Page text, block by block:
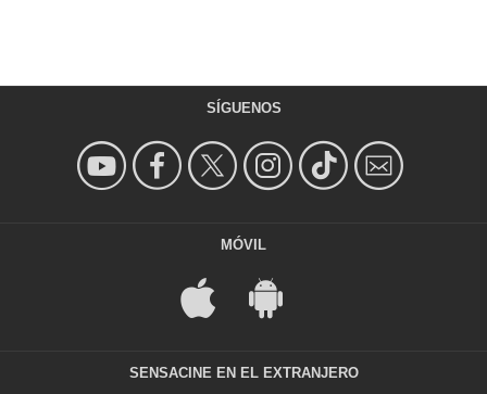
SÍGUENOS
MÓVIL
SENSACINE EN EL EXTRANJERO